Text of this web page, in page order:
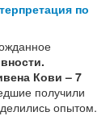
по
Кови – 7
получили
опытом.